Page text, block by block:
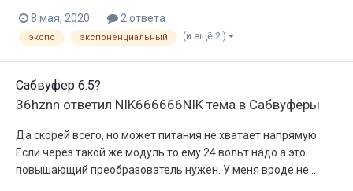
8 мая, 2020 2 ответа
экспо экспоненциальный (и ещё 2 )
Сабвуфер 6.5?
36hznn ответил NIK666666NIK тема в Сабвуферы
Да скорей всего, но может питания не хватает напрямую.
Если через такой же модуль то ему 24 вольт надо а это
повышающий преобразователь нужен. У меня вроде не...